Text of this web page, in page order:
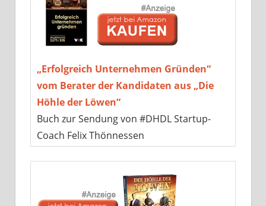
„Erfolgreich Unternehmen Gründen“
vom Berater der Kandidaten aus „Die
Höhle der Löwen“
Buch zur Sendung von #DHDL Startup-
Coach Felix Thönnessen